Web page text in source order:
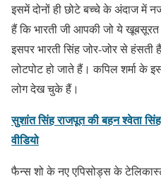
इसमें दोनों ही छोटे बच्चे के अंदाज में
हैं कि भारती जी आपकी जो ये खूबसूरत
इसपर भारती सिंह जोर-जोर से
लोटपोट हो जाते हैं। कपिल शर्मा के
लोग देख चुके हैं।
सुशांत सिंह राजपूत की बहन श्वेता
वीडियो
फैन्स शो के नए एपिसोड्स के